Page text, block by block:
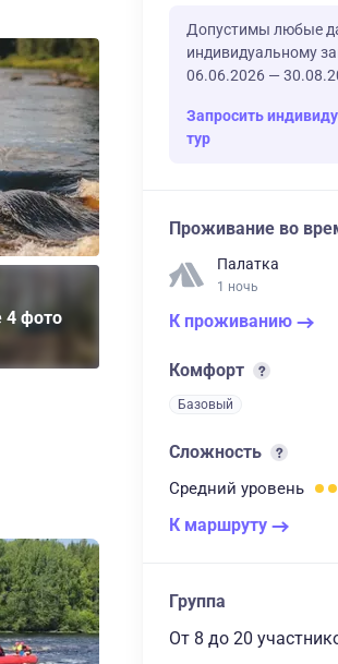
4 фото
Допустимы любые
индивидуальному
06.06.2026 —
Запросить
тур
Проживание во
Палатка
1 ночь
К проживанию
Комфорт
Базовый
Сложность
Средний уровень
К маршруту
Группа
От 8 до 20